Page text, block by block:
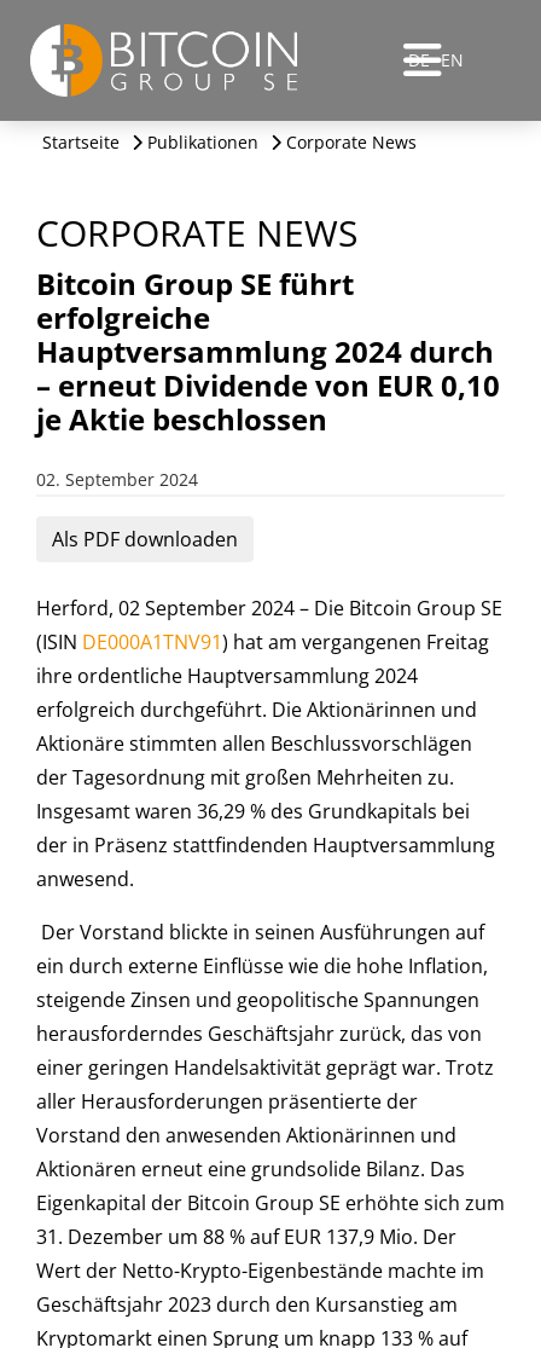
DE EN
Startseite Publikationen Corporate News
CORPORATE NEWS
Bitcoin Group SE führt
erfolgreiche
Hauptversammlung 2024 durch
– erneut Dividende von EUR 0,10
je Aktie beschlossen
02. September 2024
Als PDF downloaden
Herford, 02 September 2024 – Die Bitcoin Group SE
(ISIN DE000A1TNV91) hat am vergangenen Freitag
ihre ordentliche Hauptversammlung 2024
erfolgreich durchgeführt. Die Aktionärinnen und
Aktionäre stimmten allen Beschlussvorschlägen
der Tagesordnung mit großen Mehrheiten zu.
Insgesamt waren 36,29 % des Grundkapitals bei
der in Präsenz stattfindenden Hauptversammlung
anwesend.
Der Vorstand blickte in seinen Ausführungen auf
ein durch externe Einflüsse wie die hohe Inflation,
steigende Zinsen und geopolitische Spannungen
herausforderndes Geschäftsjahr zurück, das von
einer geringen Handelsaktivität geprägt war. Trotz
aller Herausforderungen präsentierte der
Vorstand den anwesenden Aktionärinnen und
Aktionären erneut eine grundsolide Bilanz. Das
Eigenkapital der Bitcoin Group SE erhöhte sich zum
31. Dezember um 88 % auf EUR 137,9 Mio. Der
Wert der Netto-Krypto-Eigenbestände machte im
Geschäftsjahr 2023 durch den Kursanstieg am
Kryptomarkt einen Sprung um knapp 133 % auf